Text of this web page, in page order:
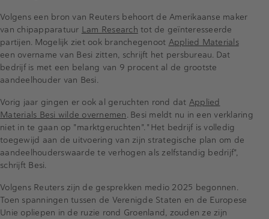
Volgens een bron van Reuters behoort de Amerikaanse maker
van chipapparatuur Lam Research tot de geïnteresseerde
partijen. Mogelijk ziet ook branchegenoot Applied Materials
een overname van Besi zitten, schrijft het persbureau. Dat
bedrijf is met een belang van 9 procent al de grootste
aandeelhouder van Besi.
Vorig jaar gingen er ook al geruchten rond dat Applied
Materials Besi wilde overnemen. Besi meldt nu in een verklaring
niet in te gaan op "marktgeruchten". "Het bedrijf is volledig
toegewijd aan de uitvoering van zijn strategische plan om de
aandeelhouderswaarde te verhogen als zelfstandig bedrijf",
schrijft Besi.
Volgens Reuters zijn de gesprekken medio 2025 begonnen.
Toen spanningen tussen de Verenigde Staten en de Europese
Unie opliepen in de ruzie rond Groenland, zouden ze zijn